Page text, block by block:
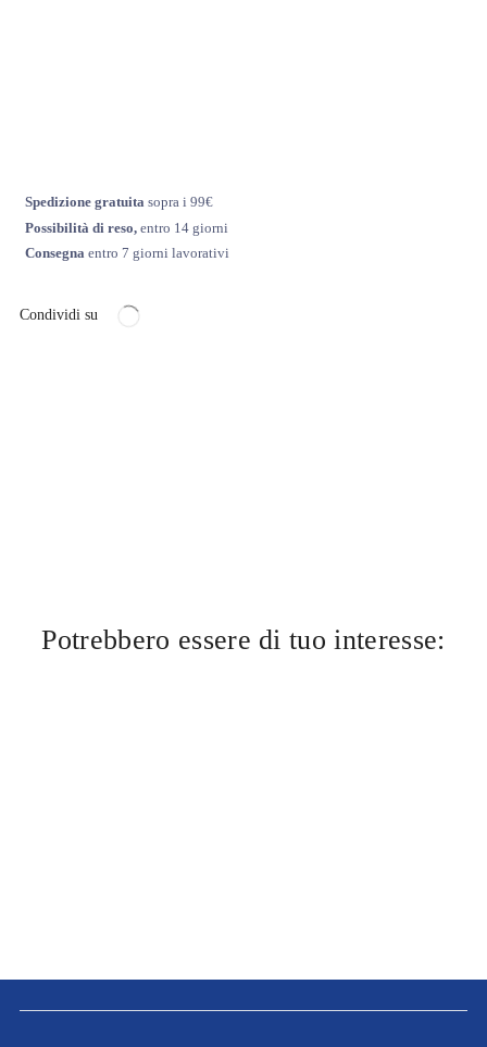
Spedizione gratuita sopra i 99€
Possibilità di reso, entro 14 giorni
Consegna entro 7 giorni lavorativi
Condividi su
Potrebbero essere di tuo interesse: